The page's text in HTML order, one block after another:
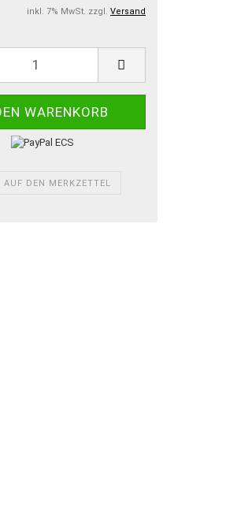
inkl. 7% MwSt. zzgl. Versand
AUF DEN MERKZETTEL